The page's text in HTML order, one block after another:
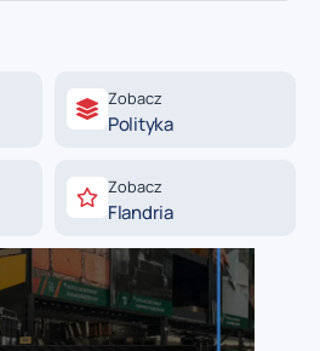
Zobacz
Polityka
Zobacz
Flandria